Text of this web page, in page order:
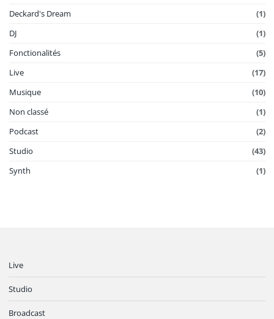
Deckard's Dream
(1)
DJ
(1)
Fonctionalités
(5)
Live
(17)
Musique
(10)
Non classé
(1)
Podcast
(2)
Studio
(43)
Synth
(1)
Live
Studio
Broadcast